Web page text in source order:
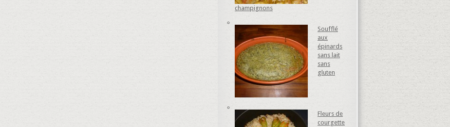
champignons
Soufflé
aux
épinards
sans lait
sans
gluten
Fleurs de
courgette